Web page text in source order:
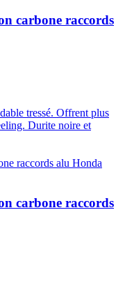
carbone raccords
tressé. Offrent plus
Durite noire et
carbone raccords